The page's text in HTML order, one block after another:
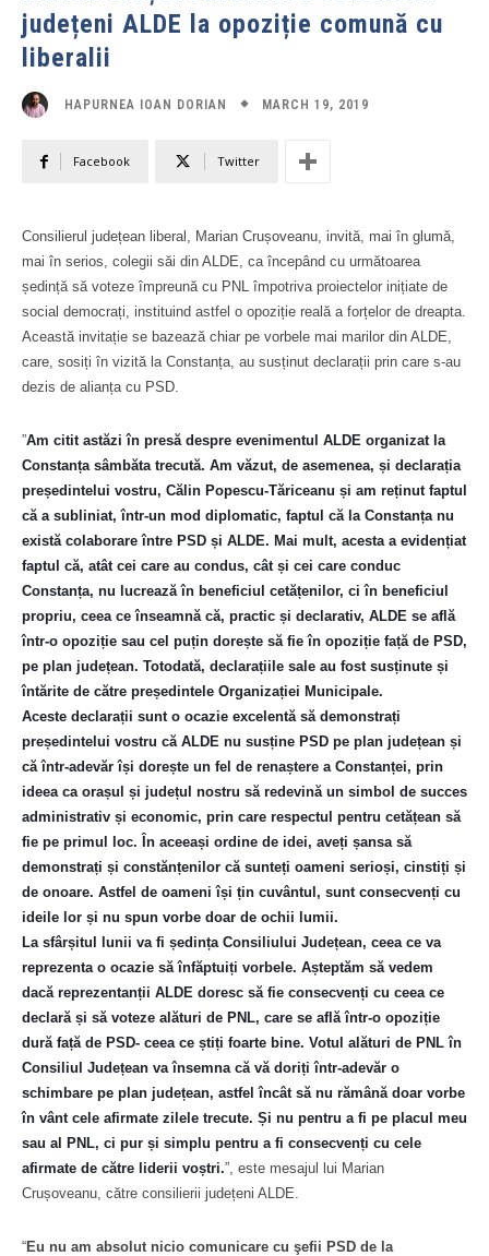
județeni ALDE la opoziție comună cu
liberalii
HAPURNEA IOAN DORIAN MARCH 19, 2019
Facebook Twitter
Consilierul județean liberal, Marian Crușoveanu, invită, mai în glumă,
mai în serios, colegii săi din ALDE, ca începând cu următoarea
ședință să voteze împreună cu PNL împotriva proiectelor inițiate de
social democrați, instituind astfel o opoziție reală a forțelor de dreapta.
Această invitație se bazează chiar pe vorbele mai marilor din ALDE,
care, sosiți în vizită la Constanța, au susținut declarații prin care s-au
dezis de alianța cu PSD.
”Am citit astăzi în presă despre evenimentul ALDE organizat la
Constanța sâmbăta trecută. Am văzut, de asemenea, și declarația
președintelui vostru, Călin Popescu-Tăriceanu și am reținut faptul
că a subliniat, într-un mod diplomatic, faptul că la Constanța nu
există colaborare între PSD și ALDE. Mai mult, acesta a evidențiat
faptul că, atât cei care au condus, cât și cei care conduc
Constanța, nu lucrează în beneficiul cetățenilor, ci în beneficiul
propriu, ceea ce înseamnă că, practic și declarativ, ALDE se află
într-o opoziție sau cel puțin dorește să fie în opoziție față de PSD,
pe plan județean. Totodată, declarațiile sale au fost susținute și
întărite de către președintele Organizației Municipale.
Aceste declarații sunt o ocazie excelentă să demonstrați
președintelui vostru că ALDE nu susține PSD pe plan județean și
că într-adevăr își dorește un fel de renaștere a Constanței, prin
ideea ca orașul și județul nostru să redevină un simbol de succes
administrativ și economic, prin care respectul pentru cetățean să
fie pe primul loc. În aceeași ordine de idei, aveți șansa să
demonstrați și constănțenilor că sunteți oameni serioși, cinstiți și
de onoare. Astfel de oameni își țin cuvântul, sunt consecvenți cu
ideile lor și nu spun vorbe doar de ochii lumii.
La sfârșitul lunii va fi ședința Consiliului Județean, ceea ce va
reprezenta o ocazie să înfăptuiți vorbele. Așteptăm să vedem
dacă reprezentanții ALDE doresc să fie consecvenți cu ceea ce
declară și să voteze alături de PNL, care se află într-o opoziție
dură față de PSD- ceea ce știți foarte bine. Votul alături de PNL în
Consiliul Județean va însemna că vă doriți într-adevăr o
schimbare pe plan județean, astfel încât să nu rămână doar vorbe
în vânt cele afirmate zilele trecute. Și nu pentru a fi pe placul meu
sau al PNL, ci pur și simplu pentru a fi consecvenți cu cele
afirmate de către liderii voștri.”, este mesajul lui Marian
Crușoveanu, către consilierii județeni ALDE.
“Eu nu am absolut nicio comunicare cu şefii PSD de la